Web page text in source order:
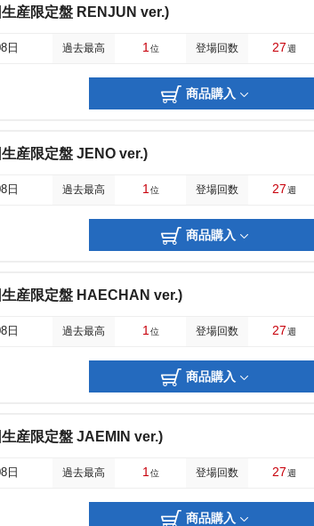
産限定盤 RENJUN ver.)
日 過去最高 1 位 登場回数 27週
商品購入
産限定盤 JENO ver.)
日 過去最高 1 位 登場回数 27週
商品購入
産限定盤 HAECHAN ver.)
日 過去最高 1 位 登場回数 27週
商品購入
産限定盤 JAEMIN ver.)
日 過去最高 1 位 登場回数 27週
商品購入